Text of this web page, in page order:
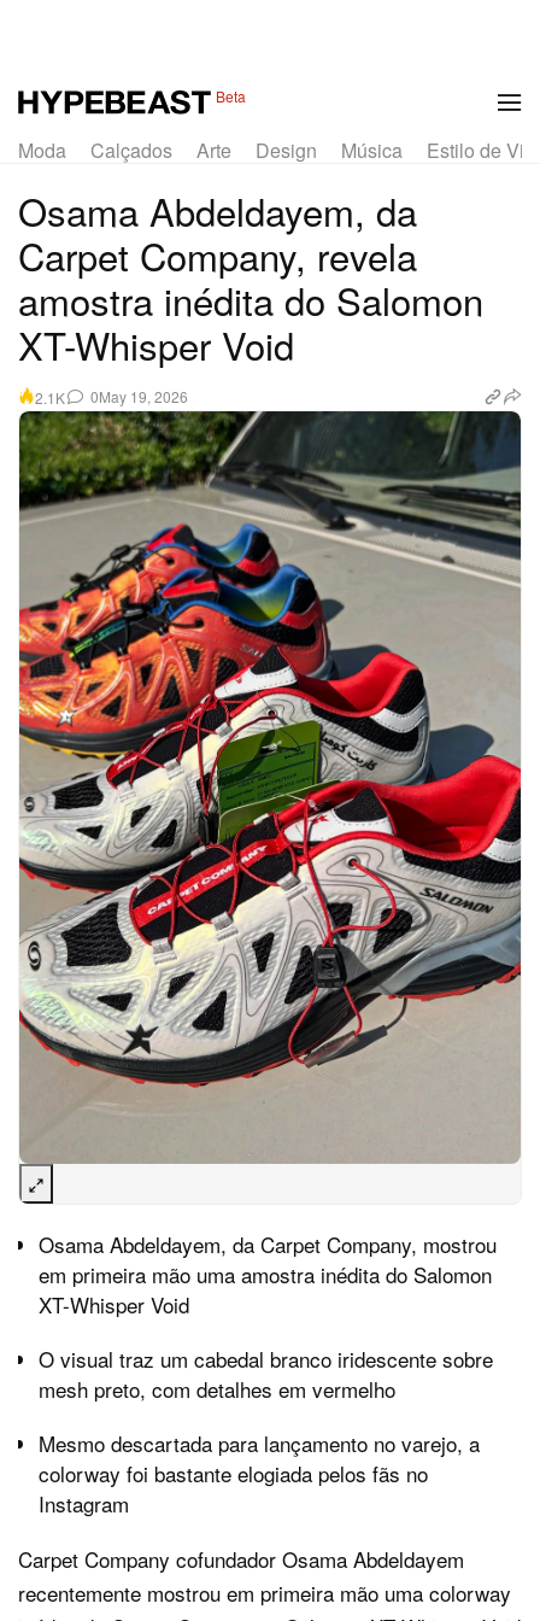
Beta
Moda Calçados Arte Design Música Estilo de
Osama Abdeldayem, da
Carpet Company, revela
amostra inédita do Salomon
XT-Whisper Void
2.1K 0May 19, 2026
Osama Abdeldayem, da Carpet Company, mostrou
em primeira mão uma amostra inédita do Salomon
XT-Whisper Void
O visual traz um cabedal branco iridescente sobre
mesh preto, com detalhes em vermelho
Mesmo descartada para lançamento no varejo, a
colorway foi bastante elogiada pelos fãs no
Instagram
Carpet Company cofundador Osama Abdeldayem
recentemente mostrou em primeira mão uma colorway